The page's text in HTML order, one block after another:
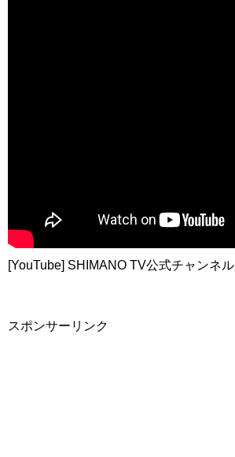
[YouTube] SHIMANO TV公式チャンネル
スポンサーリンク